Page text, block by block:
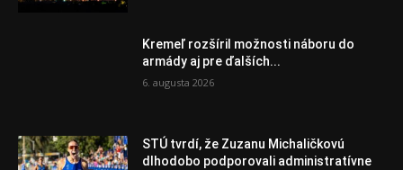
Kremeľ rozšíril možnosti náboru do
armády aj pre ďalších...
6. augusta 2026
STÚ tvrdí, že Zuzanu Michaličkovú
dlhodobo podporovali administratívne